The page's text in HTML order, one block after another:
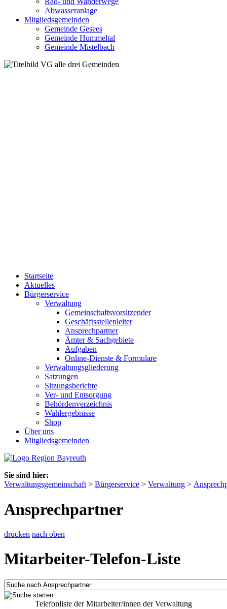
Abwasseranlage
Mitgliedsgemeinden
Gemeinde Gesees
Gemeinde Hummeltal
Gemeinde Mistelbach
Startseite
Aktuelles
Bürgerservice
Verwaltung
Gemeinschaftsvorsitzender
Geschäftsstellenleiter
Ansprechpartner
Ämter & Sachgebiete
Aufgaben
Online-Dienste & Formulare
Verwaltungsgliederung
Satzungen
Sitzungsberichte
Ver- und Entsorgung
Behördenverzeichnis
Wahlergebnisse
Shop
Über uns
Mitgliedsgemeinden
Sie sind hier:
Verwaltungsgemeinschaft > Bürgerservice > Verwaltung >
Ansprechpartner
drucken nach oben
Mitarbeiter-Telefon-Liste
Telefonliste der Mitarbeiter/innen der Verwaltung